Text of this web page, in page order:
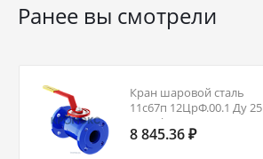
Ранее вы смотрели
Кран шаровой сталь
11с67п 12ЦрФ.00.1 Ду 25
Ру40 фл
неполнопроходной
8 845.36 ₽